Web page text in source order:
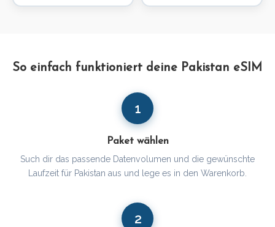
So einfach funktioniert deine Pakistan eSIM
1
Paket wählen
Such dir das passende Datenvolumen und die gewünschte
Laufzeit für Pakistan aus und lege es in den Warenkorb.
2